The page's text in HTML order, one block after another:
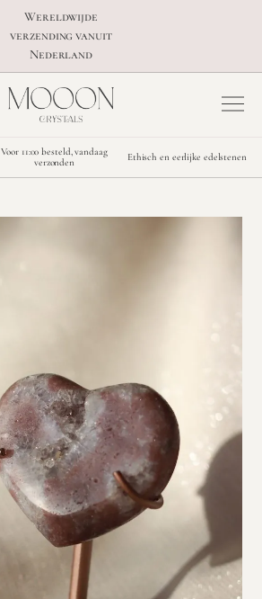
Wereldwijde
verzending vanuit
Nederland
Voor 11:00 besteld, vandaag
verzonden
Ethisch en eerlijke edelstenen